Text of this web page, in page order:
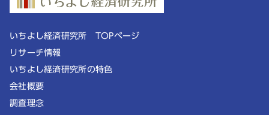
いちよし経済研究所 TOPページ
会社概要
調査理念
いちよし経済研究所の特色
リサーチ情報